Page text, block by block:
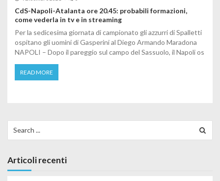
CdS-Napoli-Atalanta ore 20.45: probabili formazioni,
come vederla in tv e in streaming
Per la sedicesima giornata di campionato gli azzurri di Spalletti
ospitano gli uomini di Gasperini al Diego Armando Maradona
NAPOLI – Dopo il pareggio sul campo del Sassuolo, il Napoli os
READ MORE
Articoli recenti